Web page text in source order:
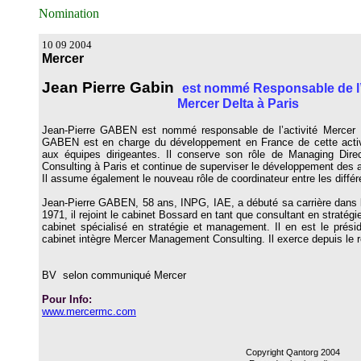
Nomination
10 09 2004
Mercer
Jean Pierre Gabin
est nommé Responsable de
Mercer Delta à Paris
Jean-Pierre GABEN est nommé responsable de l’activité
GABEN est en charge du développement en France de cette
aux équipes dirigeantes. Il conserve son rôle de Managing
Consulting à Paris et continue de superviser le développement des
Il assume également le nouveau rôle de coordinateur entre les
Jean-Pierre GABEN, 58 ans, INPG, IAE, a débuté sa carrière
1971, il rejoint le cabinet Bossard en tant que consultant en
cabinet spécialisé en stratégie et management. Il en est le
cabinet intègre Mercer Management Consulting. Il exerce depuis le
BV selon communiqué Mercer
Pour Info:
www.mercermc.com
Copyright Qantorg 2004